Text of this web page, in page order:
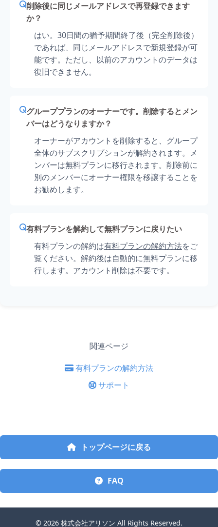
削除後に同じメールアドレスで再登録できます
か？
はい。30日間の猶予期間終了後（完全削除後）
であれば、同じメールアドレスで新規登録が可
能です。ただし、以前のアカウントのデータは
復旧できません。
グループプランのオーナーです。削除するとメン
バーはどうなりますか？
オーナーがアカウントを削除すると、グループ
全体のサブスクリプションが解約されます。メ
ンバーは無料プランに移行されます。削除前に
別のメンバーにオーナー権限を移譲することを
お勧めします。
有料プランを解約して無料プランに戻りたい
有料プランの解約は有料プランの解約方法をご
覧ください。解約後は自動的に無料プランに移
行します。アカウント削除は不要です。
関連ページ
有料プランの解約方法
サポート
トップページに戻る
FAQ
© 2026 株式会社アリソン All Rights Reserved.